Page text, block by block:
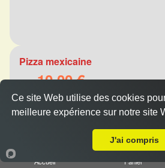
Pizza mexicaine
Dès10.00 €
Base sauce tomate, fromage,
merguez, champignons, poivrons
Accueil Panier
Ce site Web utilise des cookies
meilleure expérience sur notre site
J'ai compris